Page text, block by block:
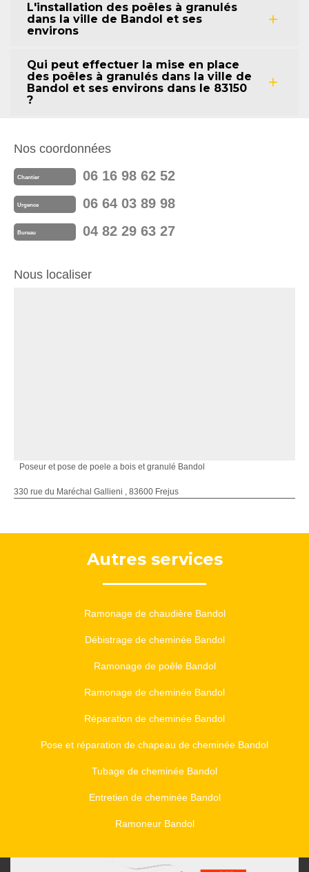
L'installation des poêles à granulés
dans la ville de Bandol et ses
environs
Qui peut effectuer la mise en place
des poêles à granulés dans la ville de
Bandol et ses environs dans le 83150
?
Nos coordonnées
Chantier 06 16 98 62 52
Urgence 06 64 03 89 98
Bureau 04 82 29 63 27
Nous localiser
Poseur et pose de poele a bois et granulé Bandol
330 rue du Maréchal Gallieni , 83600 Frejus
Autres services
Ramonage de chaudière Bandol
Débistrage de cheminée Bandol
Ramonage de poêle Bandol
Ramonage de cheminée Bandol
Réparation de cheminée Bandol
Pose et réparation de chapeau de cheminée Bandol
Tubage de cheminée Bandol
Entretien de cheminée Bandol
Ramoneur Bandol